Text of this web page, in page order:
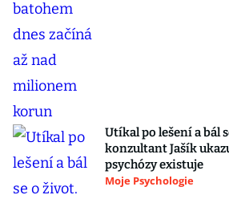
Utíkal po lešení a bál
konzultant Jašík
psychózy existuje
Moje Psychologie